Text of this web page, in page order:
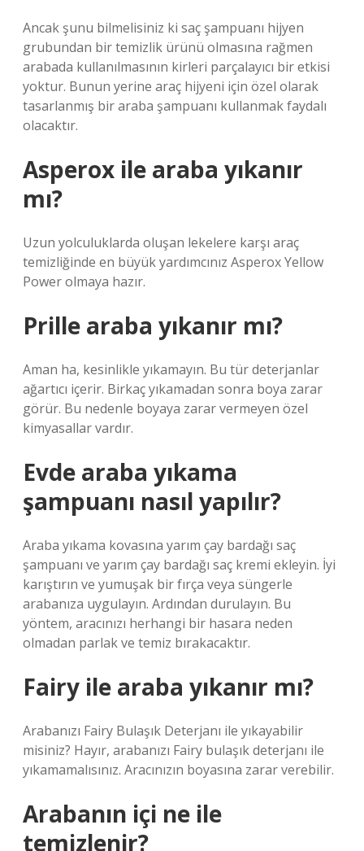
Ancak şunu bilmelisiniz ki saç şampuanı hijyen
grubundan bir temizlik ürünü olmasına rağmen
arabada kullanılmasının kirleri parçalayıcı bir etkisi
yoktur. Bunun yerine araç hijyeni için özel olarak
tasarlanmış bir araba şampuanı kullanmak faydalı
olacaktır.
Asperox ile araba yıkanır
mı?
Uzun yolculuklarda oluşan lekelere karşı araç
temizliğinde en büyük yardımcınız Asperox Yellow
Power olmaya hazır.
Prille araba yıkanır mı?
Aman ha, kesinlikle yıkamayın. Bu tür deterjanlar
ağartıcı içerir. Birkaç yıkamadan sonra boya zarar
görür. Bu nedenle boyaya zarar vermeyen özel
kimyasallar vardır.
Evde araba yıkama
şampuanı nasıl yapılır?
Araba yıkama kovasına yarım çay bardağı saç
şampuanı ve yarım çay bardağı saç kremi ekleyin. İyi
karıştırın ve yumuşak bir fırça veya süngerle
arabanıza uygulayın. Ardından durulayın. Bu
yöntem, aracınızı herhangi bir hasara neden
olmadan parlak ve temiz bırakacaktır.
Fairy ile araba yıkanır mı?
Arabanızı Fairy Bulaşık Deterjanı ile yıkayabilir
misiniz? Hayır, arabanızı Fairy bulaşık deterjanı ile
yıkamamalısınız. Aracınızın boyasına zarar verebilir.
Arabanın içi ne ile
temizlenir?